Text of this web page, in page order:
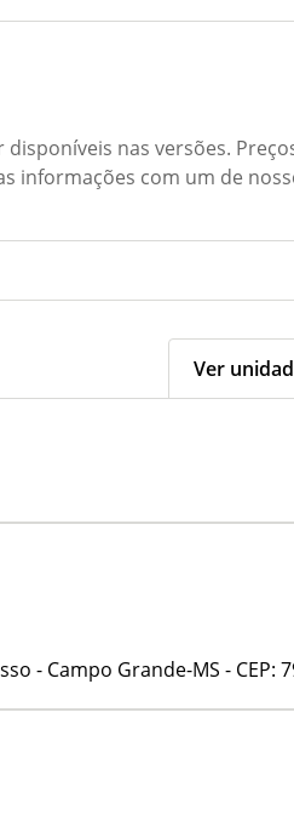
nas versões.
informações com um de
Ver
- Campo Grande-MS - CEP: